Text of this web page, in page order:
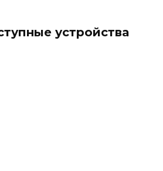
устройства